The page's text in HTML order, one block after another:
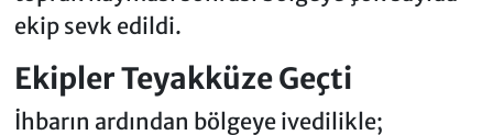
ekip sevk edildi.
Ekipler Teyakküze Geçti
İhbarın ardından bölgeye ivedilikle;